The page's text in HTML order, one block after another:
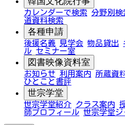
カレンダーで検索 分野別検
道資料検索
各種申請
後援名義 見学会 物品貸出
ル セミナー室
図書映像資料室
お知らせ 利用案内 所蔵資
ひとこと書評
世宗学堂
世宗学堂紹介 クラス案内
師プロフィール 世宗学堂ジ